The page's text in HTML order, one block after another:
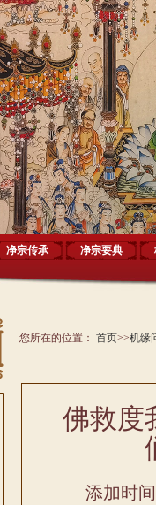
净宗传承 净宗要典
您所在的位置： 首页>>机缘
佛救度
添加时